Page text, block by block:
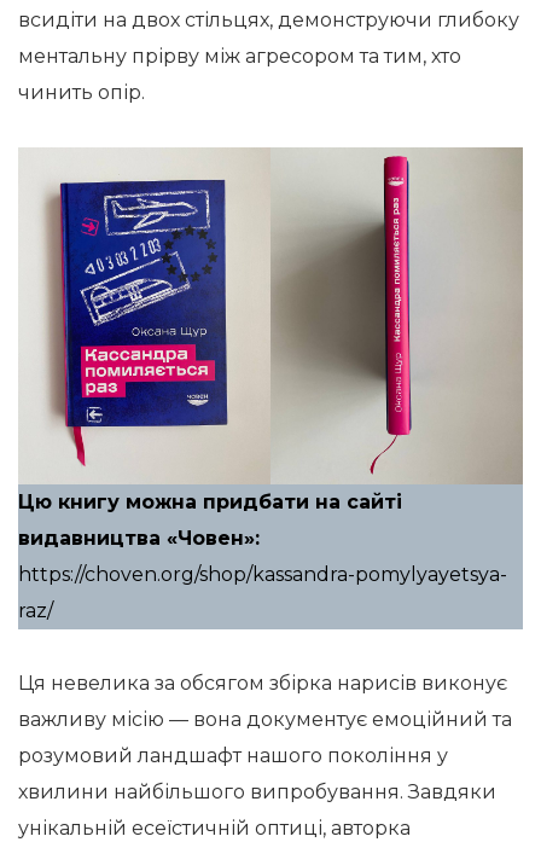
всидіти на двох стільцях, демонструючи глибоку
ментальну прірву між агресором та тим, хто
чинить опір.
Цю книгу можна придбати на сайті
видавництва «Човен»:
https://choven.org/shop/kassandra-pomylyayetsya-
raz/
Ця невелика за обсягом збірка нарисів виконує
важливу місію — вона документує емоційний та
розумовий ландшафт нашого покоління у
хвилини найбільшого випробування. Завдяки
унікальній есеїстичній оптиці, авторка